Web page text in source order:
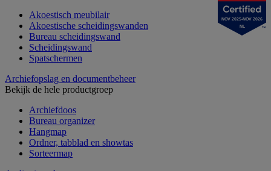
Akoestisch meubilair
Akoestische scheidingswanden
Bureau scheidingswand
Scheidingswand
Spatschermen
Archiefopslag en documentbeheer
Bekijk de hele productgroep
Archiefdoos
Bureau organizer
Hangmap
Ordner, tabblad en showtas
Sorteermap
NOV 2025-NOV 2026
NL